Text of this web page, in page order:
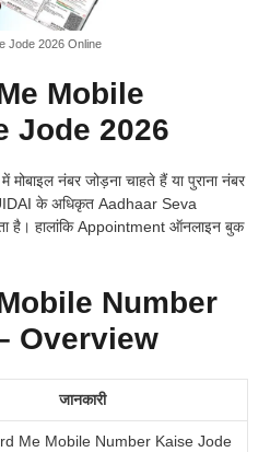
Jode 2026 Online
Mobile
Jode 2026
नंबर जोड़ना चाहते हैं या पुराना नंबर
के अधिकृत Aadhaar Seva
है। हालांकि Appointment ऑनलाइन बुक
Number
Overview
जानकारी
Me Mobile Number Kaise Jode